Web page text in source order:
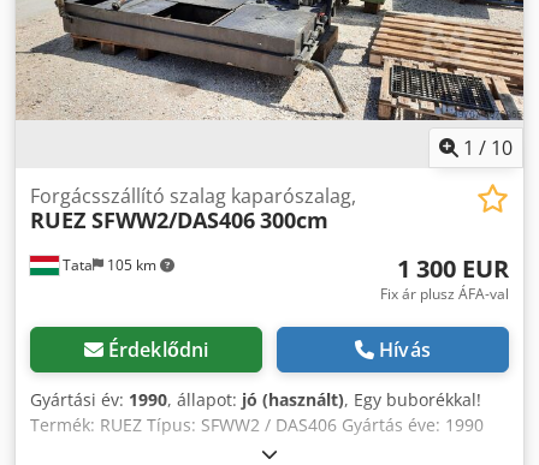
1 / 10
Tata 105 km
Forgácsszállító szalag kaparószalag,
RUEZ SFWW2/DAS406300cm
1 300 EUR
Fix ár plusz ÁFA-val
Érdeklődni Hívás
Gyártási év: 1990, állapot: jó (használt), Egy buborékkal!
Termék: RUEZ Típus: SFWW2 / DAS406 Gyártás éve: 1990
Fémpálya szélessége: 330 mm Távolság vezető sávok: kb.